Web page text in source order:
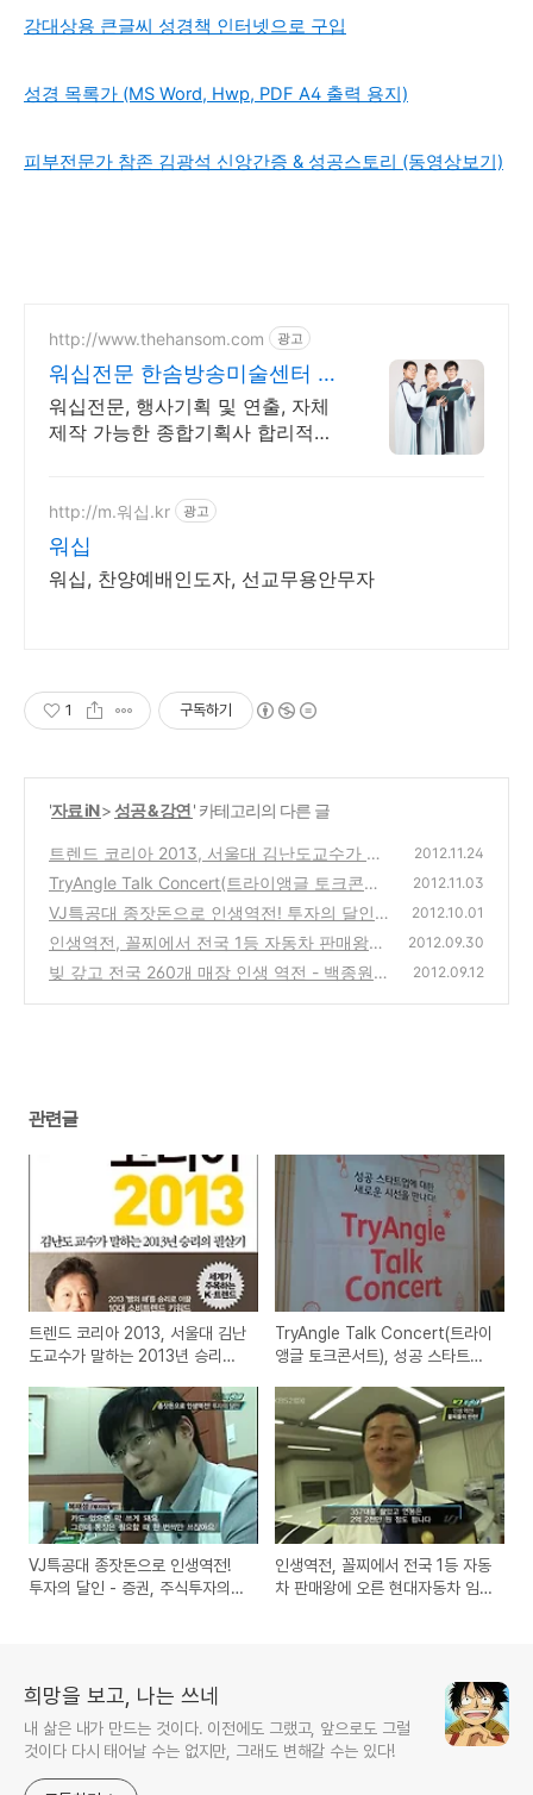
강대상용 큰글씨 성경책 인터넷으로 구입
성경 목록가 (MS Word, Hwp, PDF A4 출력 용지)
피부전문가 참존 김광석 신앙간증 & 성공스토리 (동영상보기)
http://www.thehansom.com 광고
워십전문 한솜방송미술센터 당
일 배송 및 수령가능!!
워십전문, 행사기획 및 연출, 자체
제작 가능한 종합기획사 합리적이
http://m.워십.kr 광고
워십
워십, 찬양예배인도자, 선교무용안무자
1 구독하기
'자료 iN>성공 & 강연' 카테고리의 다른 글
트렌드 코리아 2013, 서울대 김난도교수가 말
하는 2013년 승리의 필살기인 COBRA TWIST
도서와 강연 리뷰
(0)
2012.11.24
TryAngle Talk Concert(트라이앵글 토크콘서
트), 성공 스타트업 창업에 대한 경험담과 조언
을 들을수 있는 추천 세미나 강연(SK 플래닛)
2012.11.03
VJ특공대 종잣돈으로 인생역전! 투자의 달인 -
증권, 주식투자의 달인, 복재성의 성공의 비결
(0)
2012.10.01
인생역전, 꼴찌에서 전국 1등 자동차 판매왕에
오른 현대자동차 임희성의 성공스토리
(0)
2012.09.30
빚 갚고 전국 260개 매장 인생 역전 - 백종원
2012.09.12
관련글
트렌드 코리아 2013, 서울대 김난
도교수가 말하는 2013년 승리의
와 강연 리뷰
TryAngle Talk Concert(트라이
앵글 토크콘서트), 성공 스타트업
을수 있는 추천 세미나 강연(SK
플래닛)
VJ특공대 종잣돈으로 인생역전!
투자의 달인 - 증권, 주식투자의
인생역전, 꼴찌에서 전국 1등 자동
차 판매왕에 오른 현대자동차 임
희망을 보고, 나는 쓰네
내 삶은 내가 만드는 것이다. 이전에도 그랬고, 앞으로도 그럴
것이다 다시 태어날 수는 없지만, 그래도 변해갈 수는 있다!